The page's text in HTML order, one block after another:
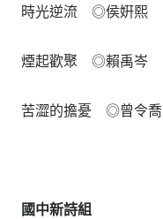
時光逆流 ◎侯姸熙
煙起歡聚 ◎賴禹岑
苦澀的擔憂 ◎曾令喬
國中新詩組